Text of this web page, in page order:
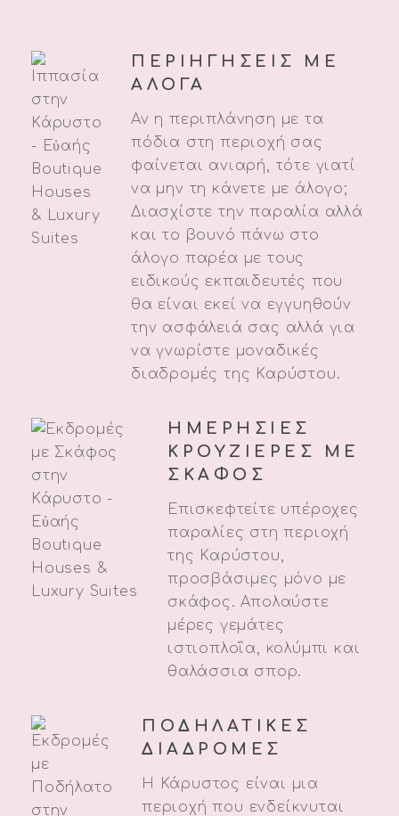
ΠΕΡΙΗΓΗΣΕΙΣ ΜΕ
ΑΛΟΓΑ
Αν η περιπλάνηση με τα
πόδια στη περιοχή σας
φαίνεται ανιαρή, τότε γιατί
να μην τη κάνετε με άλογο;
Διασχίστε την παραλία αλλά
και το βουνό πάνω στο
άλογο παρέα με τους
ειδικούς εκπαιδευτές που
θα είναι εκεί να εγγυηθούν
την ασφάλειά σας αλλά για
να γνωρίστε μοναδικές
διαδρομές της Καρύστου.
ΗΜΕΡΗΣΙΕΣ
ΚΡΟΥΖΙΕΡΕΣ ΜΕ
ΣΚΑΦΟΣ
Επισκεφτείτε υπέροχες
παραλίες στη περιοχή
της Καρύστου,
προσβάσιμες μόνο με
σκάφος. Απολαύστε
μέρες γεμάτες
ιστιοπλοΐα, κολύμπι και
θαλάσσια σπορ.
ΠΟΔΗΛΑΤΙΚΕΣ
ΔΙΑΔΡΟΜΕΣ
Η Κάρυστος είναι μια
περιοχή που ενδείκνυται